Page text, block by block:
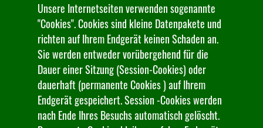
Unsere Internetseiten verwenden sogenannte
"Cookies". Cookies sind kleine Datenpakete und
richten auf Ihrem Endgerät keinen Schaden an.
Sie werden entweder vorübergehend für die
Dauer einer Sitzung (Session-Cookies) oder
dauerhaft (permanente Cookies ) auf Ihrem
Endgerät gespeichert. Session -Cookies werden
nach Ende Ihres Besuchs automatisch gelöscht.